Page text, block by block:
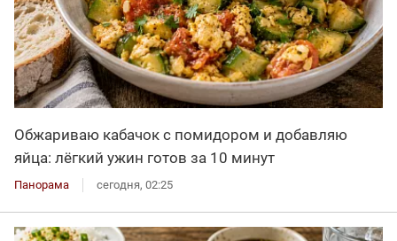
Обжариваю кабачок с помидором и добавляю
яйца: лёгкий ужин готов за 10 минут
Панорама сегодня, 02:25